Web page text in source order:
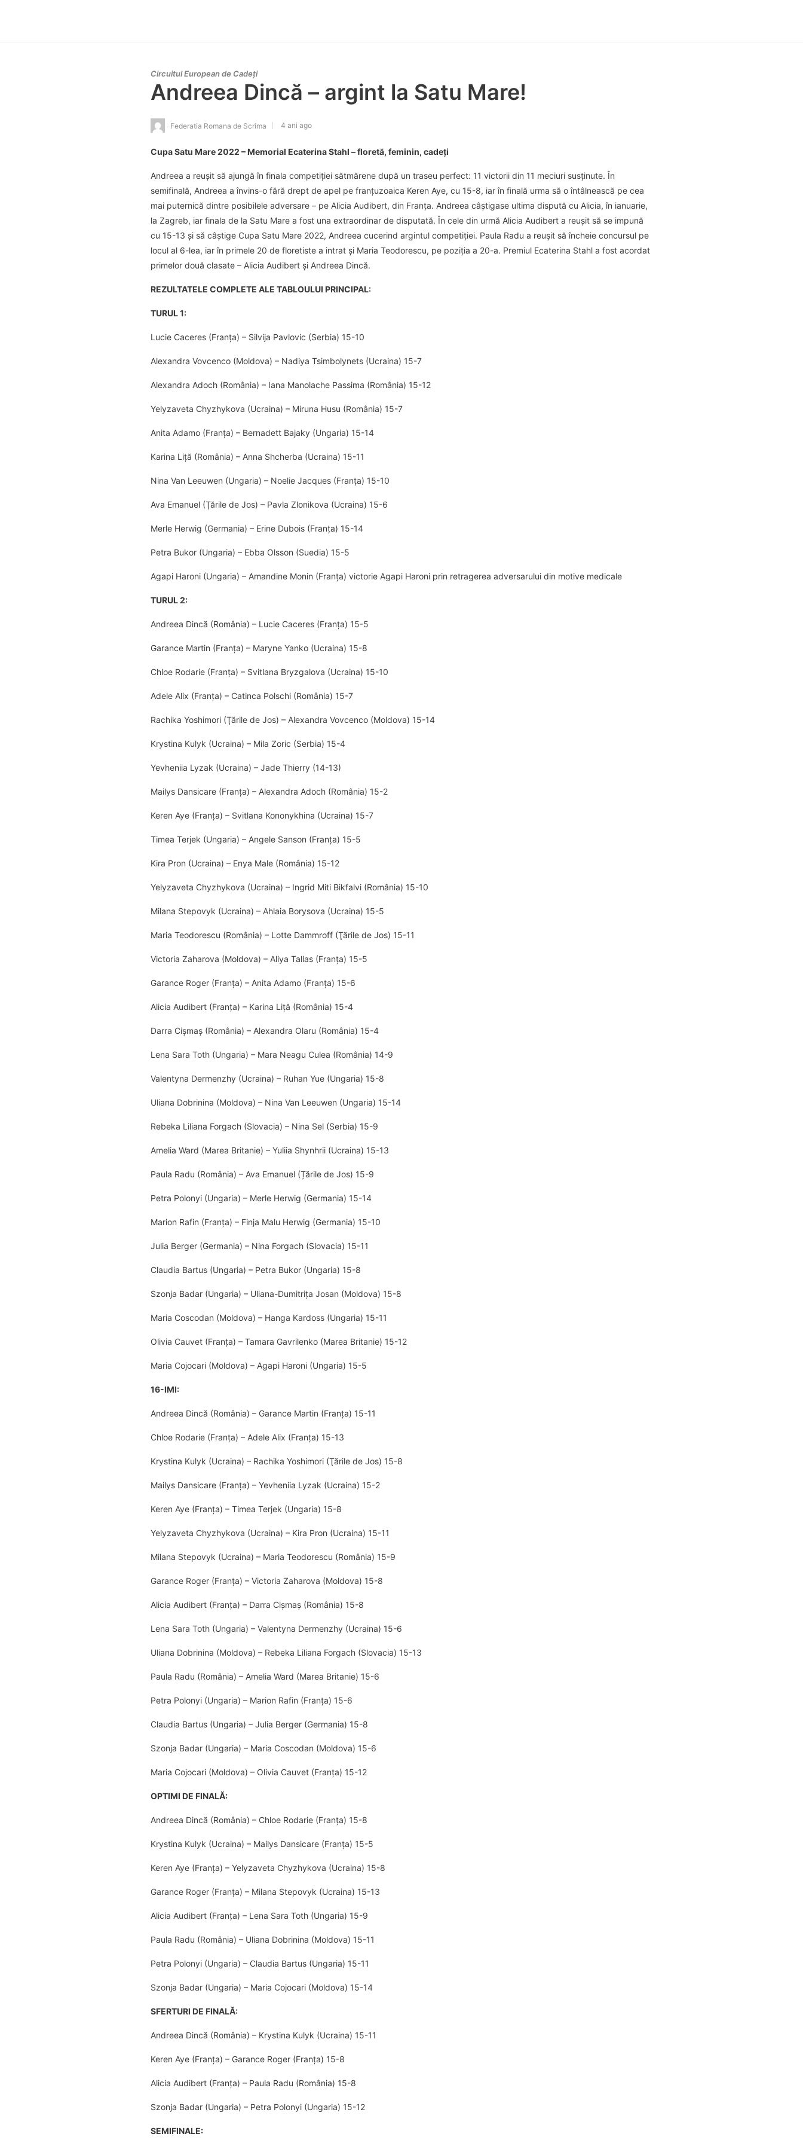
Circuitul European de Cadeți
Andreea Dincă – argint la Satu Mare!
Federatia Romana de Scrima 4 ani ago
Cupa Satu Mare 2022 – Memorial Ecaterina Stahl – floretă, feminin, cadeți
Andreea a reuşit să ajungă în finala competiţiei sătmărene după un traseu perfect: 11 victorii din 11 meciuri susţinute. În
semifinală, Andreea a învins-o fără drept de apel pe franţuzoaica Keren Aye, cu 15-8, iar în finală urma să o întâlnească pe cea
mai puternică dintre posibilele adversare – pe Alicia Audibert, din Franţa. Andreea câştigase ultima dispută cu Alicia, în ianuarie,
la Zagreb, iar finala de la Satu Mare a fost una extraordinar de disputată. În cele din urmă Alicia Audibert a reuşit să se impună
cu 15-13 şi să câştige Cupa Satu Mare 2022, Andreea cucerind argintul competiţiei. Paula Radu a reuşit să încheie concursul pe
locul al 6-lea, iar în primele 20 de floretiste a intrat şi Maria Teodorescu, pe poziţia a 20-a. Premiul Ecaterina Stahl a fost acordat
primelor două clasate – Alicia Audibert şi Andreea Dincă.
REZULTATELE COMPLETE ALE TABLOULUI PRINCIPAL:
TURUL 1:
Lucie Caceres (Franța) – Silvija Pavlovic (Serbia) 15-10
Alexandra Vovcenco (Moldova) – Nadiya Tsimbolynets (Ucraina) 15-7
Alexandra Adoch (România) – Iana Manolache Passima (România) 15-12
Yelyzaveta Chyzhykova (Ucraina) – Miruna Husu (România) 15-7
Anita Adamo (Franţa) – Bernadett Bajaky (Ungaria) 15-14
Karina Liţă (România) – Anna Shcherba (Ucraina) 15-11
Nina Van Leeuwen (Ungaria) – Noelie Jacques (Franţa) 15-10
Ava Emanuel (Ţările de Jos) – Pavla Zlonikova (Ucraina) 15-6
Merle Herwig (Germania) – Erine Dubois (Franţa) 15-14
Petra Bukor (Ungaria) – Ebba Olsson (Suedia) 15-5
Agapi Haroni (Ungaria) – Amandine Monin (Franţa) victorie Agapi Haroni prin retragerea adversarului din motive medicale
TURUL 2:
Andreea Dincă (România) – Lucie Caceres (Franța) 15-5
Garance Martin (Franţa) – Maryne Yanko (Ucraina) 15-8
Chloe Rodarie (Franţa) – Svitlana Bryzgalova (Ucraina) 15-10
Adele Alix (Franţa) – Catinca Polschi (România) 15-7
Rachika Yoshimori (Ţările de Jos) – Alexandra Vovcenco (Moldova) 15-14
Krystina Kulyk (Ucraina) – Mila Zoric (Serbia) 15-4
Yevheniia Lyzak (Ucraina) – Jade Thierry (14-13)
Mailys Dansicare (Franţa) – Alexandra Adoch (România) 15-2
Keren Aye (Franţa) – Svitlana Kononykhina (Ucraina) 15-7
Timea Terjek (Ungaria) – Angele Sanson (Franţa) 15-5
Kira Pron (Ucraina) – Enya Male (România) 15-12
Yelyzaveta Chyzhykova (Ucraina) – Ingrid Miti Bikfalvi (România) 15-10
Milana Stepovyk (Ucraina) – Ahlaia Borysova (Ucraina) 15-5
Maria Teodorescu (România) – Lotte Dammroff (Ţările de Jos) 15-11
Victoria Zaharova (Moldova) – Aliya Tallas (Franța) 15-5
Garance Roger (Franța) – Anita Adamo (Franţa) 15-6
Alicia Audibert (Franța) – Karina Liță (România) 15-4
Darra Cișmaș (România) – Alexandra Olaru (România) 15-4
Lena Sara Toth (Ungaria) – Mara Neagu Culea (România) 14-9
Valentyna Dermenzhy (Ucraina) – Ruhan Yue (Ungaria) 15-8
Uliana Dobrinina (Moldova) – Nina Van Leeuwen (Ungaria) 15-14
Rebeka Liliana Forgach (Slovacia) – Nina Sel (Serbia) 15-9
Amelia Ward (Marea Britanie) – Yuliia Shynhrii (Ucraina) 15-13
Paula Radu (România) – Ava Emanuel (Țările de Jos) 15-9
Petra Polonyi (Ungaria) – Merle Herwig (Germania) 15-14
Marion Rafin (Franța) – Finja Malu Herwig (Germania) 15-10
Julia Berger (Germania) – Nina Forgach (Slovacia) 15-11
Claudia Bartus (Ungaria) – Petra Bukor (Ungaria) 15-8
Szonja Badar (Ungaria) – Uliana-Dumitrița Josan (Moldova) 15-8
Maria Coscodan (Moldova) – Hanga Kardoss (Ungaria) 15-11
Olivia Cauvet (Franța) – Tamara Gavrilenko (Marea Britanie) 15-12
Maria Cojocari (Moldova) – Agapi Haroni (Ungaria) 15-5
16-IMI:
Andreea Dincă (România) – Garance Martin (Franţa) 15-11
Chloe Rodarie (Franţa) – Adele Alix (Franţa) 15-13
Krystina Kulyk (Ucraina) – Rachika Yoshimori (Ţările de Jos) 15-8
Mailys Dansicare (Franţa) – Yevheniia Lyzak (Ucraina) 15-2
Keren Aye (Franţa) – Timea Terjek (Ungaria) 15-8
Yelyzaveta Chyzhykova (Ucraina) – Kira Pron (Ucraina) 15-11
Milana Stepovyk (Ucraina) – Maria Teodorescu (România) 15-9
Garance Roger (Franța) – Victoria Zaharova (Moldova) 15-8
Alicia Audibert (Franța) – Darra Cișmaș (România) 15-8
Lena Sara Toth (Ungaria) – Valentyna Dermenzhy (Ucraina) 15-6
Uliana Dobrinina (Moldova) – Rebeka Liliana Forgach (Slovacia) 15-13
Paula Radu (România) – Amelia Ward (Marea Britanie) 15-6
Petra Polonyi (Ungaria) – Marion Rafin (Franța) 15-6
Claudia Bartus (Ungaria) – Julia Berger (Germania) 15-8
Szonja Badar (Ungaria) – Maria Coscodan (Moldova) 15-6
Maria Cojocari (Moldova) – Olivia Cauvet (Franța) 15-12
OPTIMI DE FINALĂ:
Andreea Dincă (România) – Chloe Rodarie (Franţa) 15-8
Krystina Kulyk (Ucraina) – Mailys Dansicare (Franţa) 15-5
Keren Aye (Franţa) – Yelyzaveta Chyzhykova (Ucraina) 15-8
Garance Roger (Franța) – Milana Stepovyk (Ucraina) 15-13
Alicia Audibert (Franța) – Lena Sara Toth (Ungaria) 15-9
Paula Radu (România) – Uliana Dobrinina (Moldova) 15-11
Petra Polonyi (Ungaria) – Claudia Bartus (Ungaria) 15-11
Szonja Badar (Ungaria) – Maria Cojocari (Moldova) 15-14
SFERTURI DE FINALĂ:
Andreea Dincă (România) – Krystina Kulyk (Ucraina) 15-11
Keren Aye (Franţa) – Garance Roger (Franța) 15-8
Alicia Audibert (Franța) – Paula Radu (România) 15-8
Szonja Badar (Ungaria) – Petra Polonyi (Ungaria) 15-12
SEMIFINALE: